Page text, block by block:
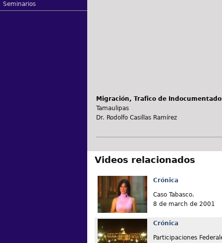
Seminarios
Migración, Trafico de
Tamaulipas
Dr. Rodolfo Casillas Ramírez
Videos relacionados
Crónica
Caso Tabasco.
8 de march de 2001
Crónica
Participaciones